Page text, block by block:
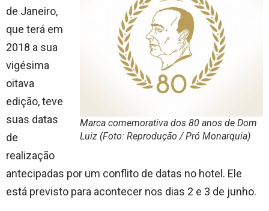
Marca comemorativa dos 80 anos de Dom
Luiz (Foto: Reprodução / Pró Monarquia)
de Janeiro,
que terá em
2018 a sua
vigésima
oitava
edição, teve
suas datas
de
realização
antecipadas por um conflito de datas no hotel. Ele
está previsto para acontecer nos dias 2 e 3 de junho.